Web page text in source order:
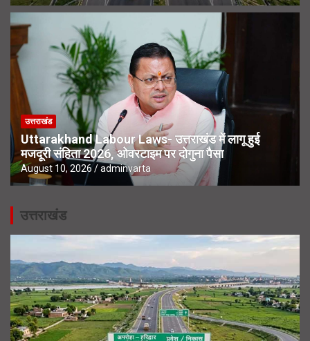
उत्तराखंड
Uttarakhand Labour Laws- उत्तराखंड में लागू हुई
मजदूरी संहिता 2026, ओवरटाइम पर दोगुना पैसा
August 10, 2026 adminvarta
उत्तराखंड